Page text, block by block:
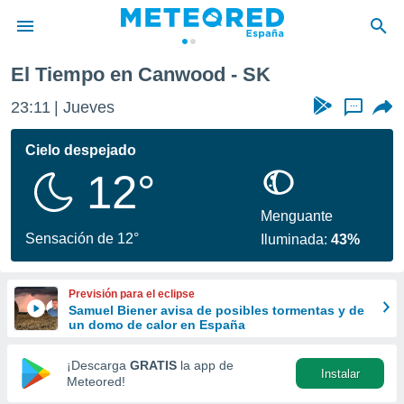
de
por
se
calidad.
a este
las
y
forma
digital
basada
El Tiempo en Canwood - SK
23:11 Jueves ...
Cielo despejado
12°
Sensación de 12°
Menguante
Iluminada:43%
Previsión para el eclipse
Samuel Biener avisa de posibles tormentas y de
un domo de calor en España
¡Descarga GRATIS la app de
Meteored!
Instalar